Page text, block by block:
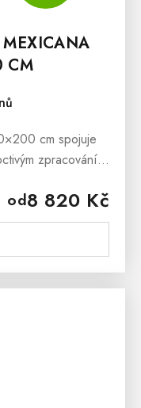
CM
od8 820 Kč
cm spojuje
zpracováním
pro...